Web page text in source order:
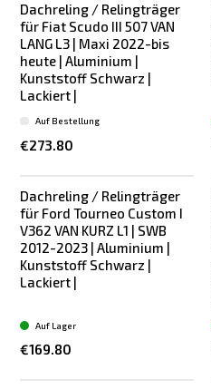
Dachreling / Relingträger
für Fiat Scudo III 507 VAN
LANG L3 | Maxi 2022-bis
heute | Aluminium |
Kunststoff Schwarz |
Lackiert |
€273.80
Auf Bestellung
Dachreling / Relingträger
für Ford Tourneo Custom I
V362 VAN KURZ L1 | SWB
2012-2023 | Aluminium |
Kunststoff Schwarz |
Lackiert |
€169.80
Auf Lager